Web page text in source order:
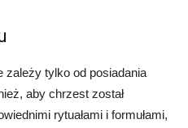
zależy tylko od posiadania
aby chrzest został
rytuałami i formułami,